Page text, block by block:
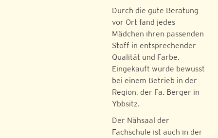
Durch die gute Beratung
vor Ort fand jedes
Mädchen ihren passenden
Stoff in entsprechender
Qualität und Farbe.
Eingekauft wurde bewusst
bei einem Betrieb in der
Region, der Fa. Berger in
Ybbsitz.
Der Nähsaal der
Fachschule ist auch in der